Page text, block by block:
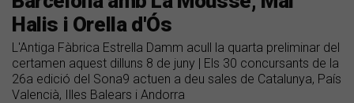
Halis i Orella d'Ós
L'Antiga Fàbrica Estrella Damm acull la quarta preliminar del
certamen aquest dilluns 8 de juny | Els 30 concursants de la
26a edició del Sona9 actuen a deu sales de Catalunya, País
Valencià, Illes Balears i Andorra